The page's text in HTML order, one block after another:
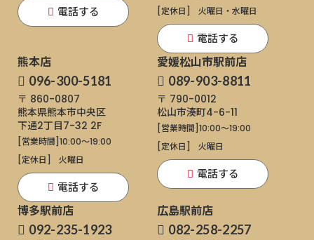
電話する
[定休日]
火曜日・水曜日
電話する
熊本店
096-300-5181
〒 860-0807
熊本県熊本市中央区
下通2丁目7-32 2F
[営業時間]10:00～19:00
[定休日]
火曜日
電話する
愛媛松山市駅前店
089-903-8811
〒 790-0012
松山市湊町4-6-11
[営業時間]10:00～19:00
[定休日]
火曜日
電話する
博多駅前店
092-235-1923
広島駅前店
082-258-2257